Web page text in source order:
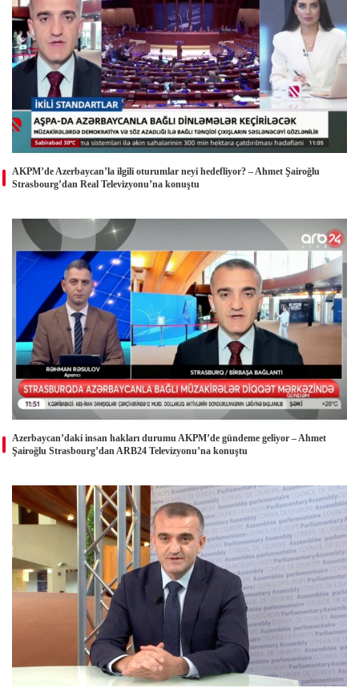
AKPM’de Azerbaycan’la ilgili oturumlar neyi hedefliyor? – Ahmet Şairoğlu
Strasbourg’dan Real Televizyonu’na konuştu
Azerbaycan’daki insan hakları durumu AKPM’de gündeme geliyor – Ahmet
Şairoğlu Strasbourg’dan ARB24 Televizyonu’na konuştu